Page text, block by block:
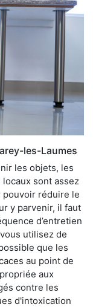
les-Laumes
les objets, les
sont assez
pouvoir réduire le
y parvenir, il faut
d’entretien
utilisez de
que les
au point de
aux
contre les
d'intoxication